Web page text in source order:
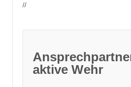
//
aktive Wehr